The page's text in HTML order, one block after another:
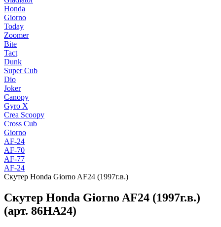
Honda
Giorno
Today
Zoomer
Bite
Tact
Dunk
Super Cub
Dio
Joker
Canopy
Gyro X
Crea Scoopy
Cross Cub
Giorno
AF-24
AF-70
AF-77
AF-24
Скутер Honda Giorno AF24 (1997г.в.)
Скутер Honda Giorno AF24 (1997г.в.)
(арт. 86HA24)